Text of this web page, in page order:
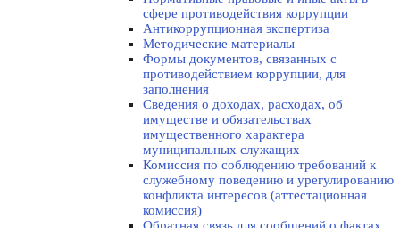
сфере противодействия коррупции
Антикоррупционная экспертиза
Методические материалы
Формы документов, связанных с
противодействием коррупции, для
заполнения
Сведения о доходах, расходах, об
имуществе и обязательствах
имущественного характера
муниципальных служащих
Комиссия по соблюдению требований к
служебному поведению и урегулированию
конфликта интересов (аттестационная
комиссия)